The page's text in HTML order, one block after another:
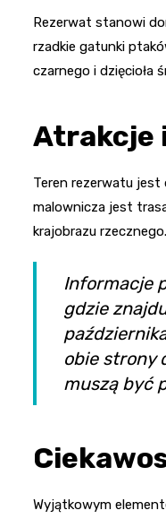
Rezerwat stanowi
rzadkie gatunki
czarnego i dzięcioła
Atrakcje
Teren rezerwatu
malownicza jest
krajobrazu rzecznego.
Informacje
gdzie
obie strony
muszą być
Wyjątkowym